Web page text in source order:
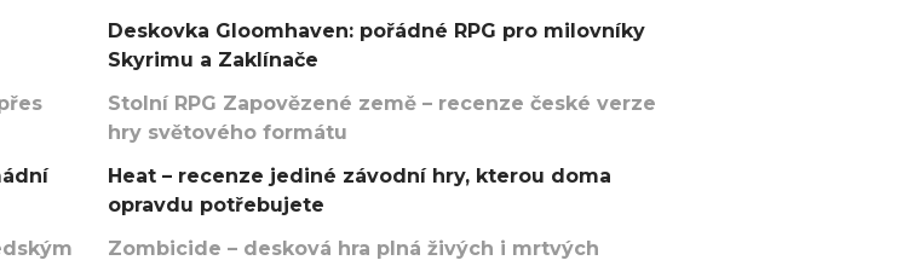
Deskovka Gloomhaven: pořádné RPG pro milovníky
Skyrimu a Zaklínače
Stolní RPG Zapovězené země – recenze české verze
hry světového formátu
Heat – recenze jediné závodní hry, kterou doma
opravdu potřebujete
Zombicide – desková hra plná živých i mrtvých